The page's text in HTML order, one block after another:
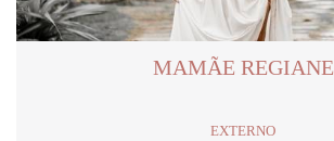
MAMÃE REGIANE
EXTERNO